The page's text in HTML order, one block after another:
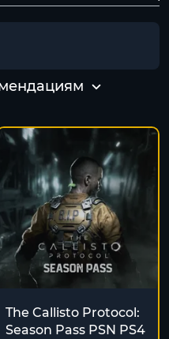
The Callisto Protocol:
Season Pass PSN PS4